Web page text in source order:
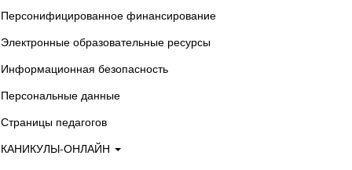
Персонифицированное финансирование
Электронные образовательные ресурсы
Информационная безопасность
Персональные данные
Страницы педагогов
КАНИКУЛЫ-ОНЛАЙН